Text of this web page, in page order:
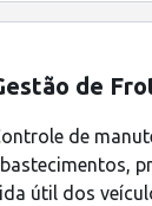
de
de
útil dos